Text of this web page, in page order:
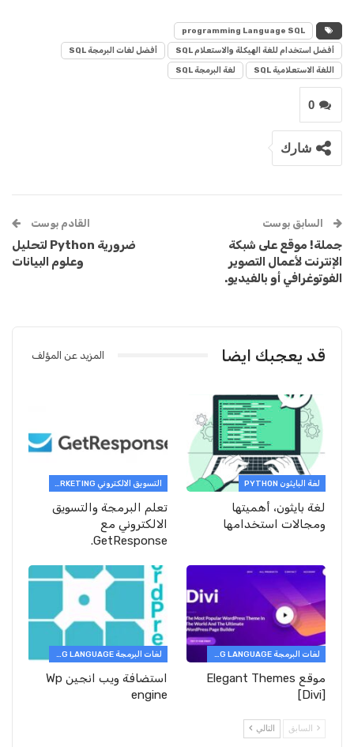
programming Language SQL
أفضل استخدام للغة الهيكلة والاستعلام SQL أفضل لغات البرمجة SQL
اللغة الاستعلامية SQL لغة البرمجة SQL
0
شارك
السابق بوست
جملة! موقع على شبكة
الإنترنت لأعمال التصوير
الفوتوغرافي أو بالفيديو.
القادم بوست
ضرورية Python لتحليل
وعلوم البيانات
قد يعجبك ايضا المزيد عن المؤلف
لغة البايثون PYTHON
لغة بايثون، أهميتها
ومجالات استخدامها
التسويق الالكتروني E-MARKETING
تعلم البرمجة والتسويق
الالكتروني مع
GetResponse.
لغات البرمجة PROGRAMMING LANGUAGE
موقع Elegant Themes
[Divi]
لغات البرمجة PROGRAMMING LANGUAGE
استضافة ويب انجين Wp
engine
السابق التالي